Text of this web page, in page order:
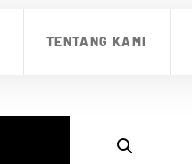
TENTANG KAMI